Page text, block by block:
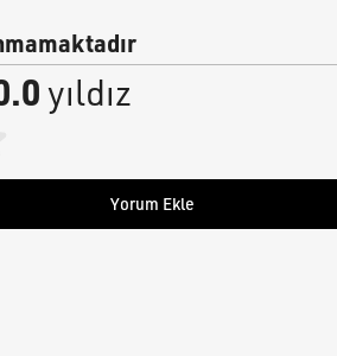
yıldız
Yorum Ekle